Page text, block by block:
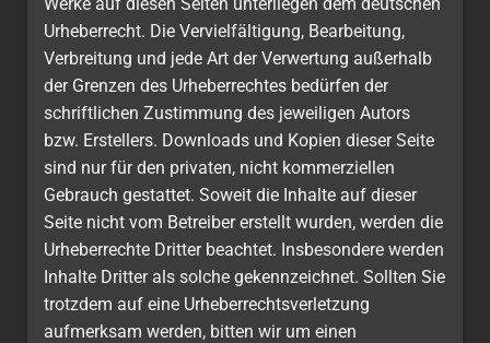
Urheberrecht. Die Vervielfältigung, Bearbeitung,
Verbreitung und jede Art der Verwertung außerhalb
der Grenzen des Urheberrechtes bedürfen der
schriftlichen Zustimmung des jeweiligen Autors
bzw. Erstellers. Downloads und Kopien dieser Seite
sind nur für den privaten, nicht kommerziellen
Gebrauch gestattet. Soweit die Inhalte auf dieser
Seite nicht vom Betreiber erstellt wurden, werden die
Urheberrechte Dritter beachtet. Insbesondere werden
Inhalte Dritter als solche gekennzeichnet. Sollten Sie
trotzdem auf eine Urheberrechtsverletzung
aufmerksam werden, bitten wir um einen